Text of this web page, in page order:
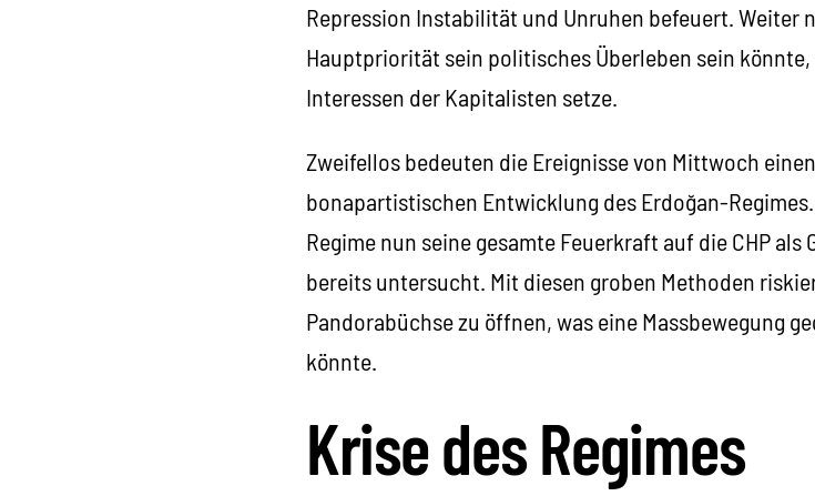
Repression Instabilität und Unruhen befeuert. Weiter
Hauptpriorität sein politisches Überleben sein
Interessen der Kapitalisten setze.
Zweifellos bedeuten die Ereignisse von Mittwoch
bonapartistischen Entwicklung des Erdoğan-
Regime nun seine gesamte Feuerkraft auf die CHP
bereits untersucht. Mit diesen groben Methoden
Pandorabüchse zu öffnen, was eine Massbewegung
könnte.
Krise des Regimes